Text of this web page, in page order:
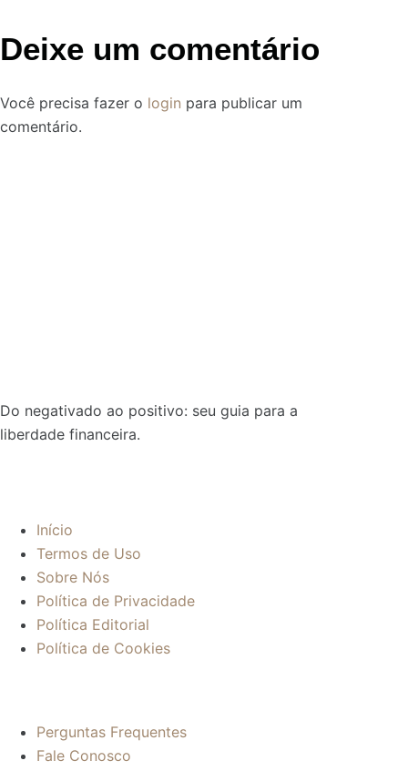
Deixe um comentário
Você precisa fazer o login para publicar um
comentário.
Do negativado ao positivo: seu guia para a
liberdade financeira.
Início
Termos de Uso
Sobre Nós
Política de Privacidade
Política Editorial
Política de Cookies
Perguntas Frequentes
Fale Conosco